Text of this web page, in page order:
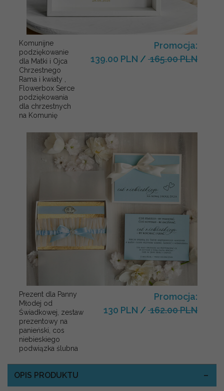
Komunijne
podziękowanie
dla Matki i Ojca
Chrzestnego
Rama i kwiaty ,
Flowerbox Serce
podziękowania
dla chrzestnych
na Komunię
Promocja:
139.00 PLN / 165.00 PLN
Prezent dla Panny
Młodej od
Świadkowej, zestaw
prezentowy na
panieński, cos
niebieskiego
podwiązka ślubna
Promocja:
130 PLN / 162.00 PLN
OPIS PRODUKTU